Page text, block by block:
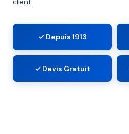
✓ Depuis 1913
✓ Devis Gratuit